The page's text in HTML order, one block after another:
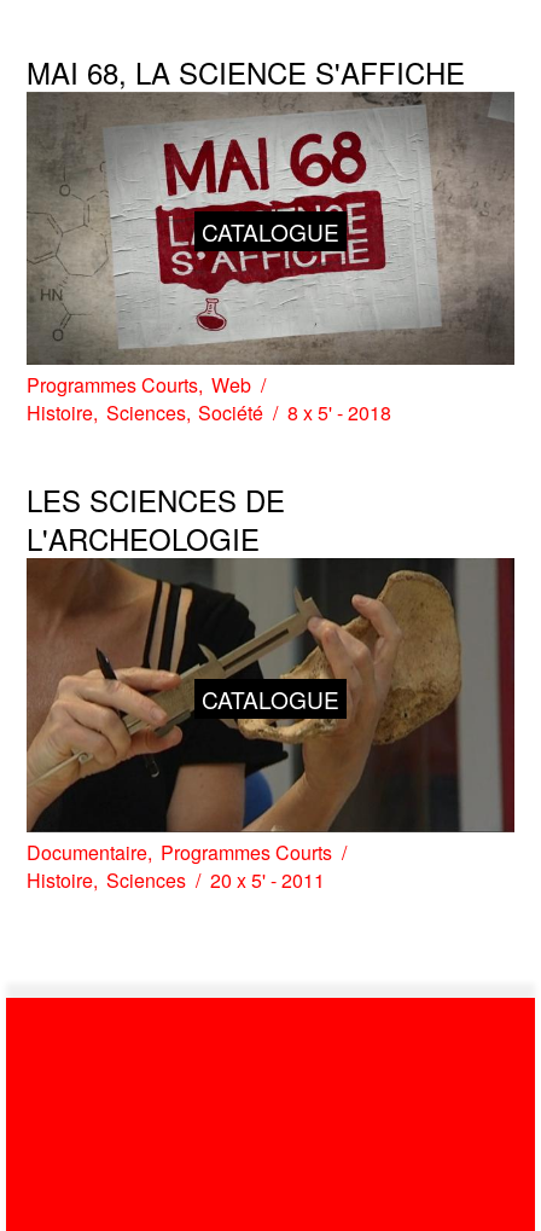
MAI 68, LA SCIENCE S'AFFICHE
CATALOGUE
Programmes Courts Web
Histoire Sciences Société 8 x 5' - 2018
LES SCIENCES DE
L'ARCHEOLOGIE
CATALOGUE
Documentaire Programmes Courts
Histoire Sciences 20 x 5' - 2011